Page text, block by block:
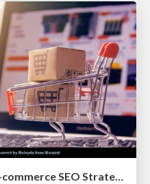
Building a Modern Day E-commerce SEO Strategy